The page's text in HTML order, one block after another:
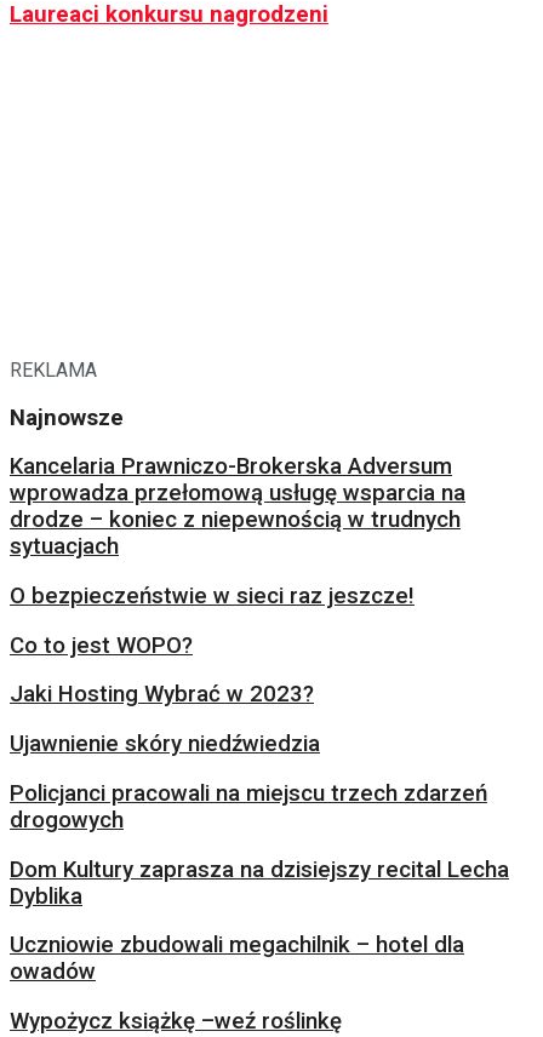
Laureaci konkursu nagrodzeni
REKLAMA
Najnowsze
Kancelaria Prawniczo-Brokerska Adversum
wprowadza przełomową usługę wsparcia na
drodze – koniec z niepewnością w trudnych
sytuacjach
O bezpieczeństwie w sieci raz jeszcze!
Co to jest WOPO?
Jaki Hosting Wybrać w 2023?
Ujawnienie skóry niedźwiedzia
Policjanci pracowali na miejscu trzech zdarzeń
drogowych
Dom Kultury zaprasza na dzisiejszy recital Lecha
Dyblika
Uczniowie zbudowali megachilnik – hotel dla
owadów
Wypożycz książkę –weź roślinkę